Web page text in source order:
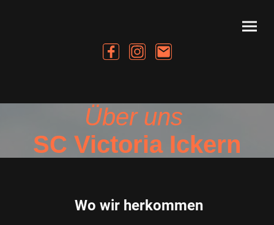
Über uns
SC Victoria Ickern
Wo wir herkommen